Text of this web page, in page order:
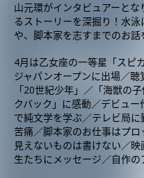
山元環がインタビュアーと
るストーリーを深掘り！水
や、脚本家を志すまでのお話
4月は乙女座の一等星「スピ
ジャパンオープンに出場／
「20世紀少年」／「海獣の
クバック」に感動／デビュ
で純文学を学ぶ／テレビ局
苦痛／脚本家のお仕事はプ
見えないものは書けない／
生たちにメッセージ／自作の